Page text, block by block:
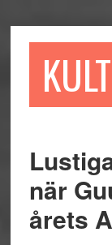
till
till
sidofältet
till
när
årets